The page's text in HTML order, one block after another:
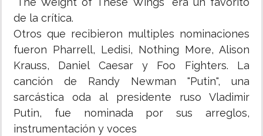
de la crítica.
Otros que recibieron multiples nominaciones
fueron Pharrell, Ledisi, Nothing More, Alison
Krauss, Daniel Caesar y Foo Fighters. La
canción de Randy Newman "Putin", una
sarcástica oda al presidente ruso Vladimir
Putin, fue nominada por sus arreglos,
instrumentación y voces